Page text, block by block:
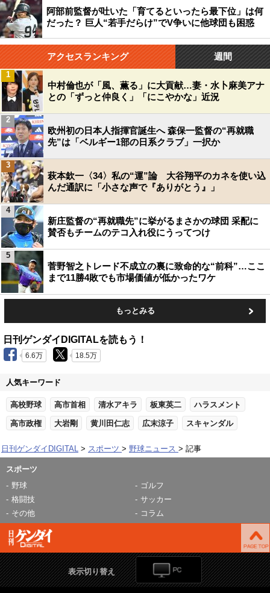
阿部前監督が吐いた「育てるといったら最下位」は何
だった？ 巨人“若手だらけ”でV争いに他球団も困惑
アクセスランキング 週間
中村倫也が「風、薫る」に大貢献…妻・水卜麻美アナ
との「ずっと仲良く」「にこやかな」近況
1
欧州初の日本人指揮官誕生へ 森保一監督の“再就職
先”は「ベルギー1部の日系クラブ」一択か
2
萩本欽一〈34〉私の“運”論 大谷翔平のカネを使い込
んだ通訳に「小さな声で『ありがとう』」
3
新庄監督の“再就職先”に挙がるまさかの球団 采配に
賛否もチームのテコ入れ役にうってつけ
4
菅野智之トレード不成立の裏に致命的な“前科”…ここ
まで11勝4敗でも市場価値が低かったワケ
5
もっとみる
日刊ゲンダイDIGITALを読もう！
6.6万 18.5万
人気キーワード
高校野球 高市首相 清水アキラ 板東英二 ハラスメント
高市政権 大岩剛 黄川田仁志 広末涼子 スキャンダル
日刊ゲンダイDIGITAL スポーツ 野球ニュース 記事
スポーツ
野球
ゴルフ
格闘技
サッカー
その他
コラム
表示切り替え